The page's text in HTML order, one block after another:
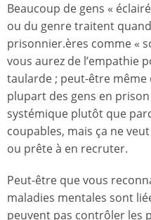
Beaucoup de gens «
ou du genre traitent
prisonnier.ères comme «
vous aurez de l’empathie
taularde ; peut-être même
plupart des gens en
systémique plutôt que
coupables, mais ça ne
ou prête à en recruter.
Peut-être que vous
maladies mentales sont
peuvent pas contrôler les